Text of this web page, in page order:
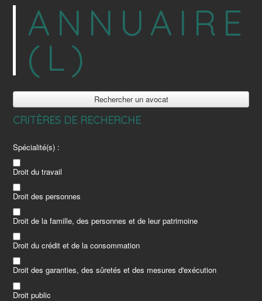
ANNUAIRE
(L)
Rechercher un avocat
CRITÈRES DE RECHERCHE
Spécialité(s) :
Droit du travail
Droit des personnes
Droit de la famille, des personnes et de leur patrimoine
Droit du crédit et de la consommation
Droit des garanties, des sûretés et des mesures d'exécution
Droit public